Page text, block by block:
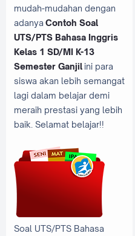
mudah-mudahan dengan
adanya Contoh Soal
UTS/PTS Bahasa Inggris
Kelas 1 SD/MI K-13
Semester Ganjilini para
siswa akan lebih semangat
lagi dalam belajar demi
meraih prestasi yang lebih
baik. Selamat belajar!!
Soal UTS/PTS Bahasa